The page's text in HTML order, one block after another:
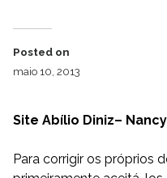
Posted on
maio 10, 2013
Site Abílio Diniz–
Para corrigir os próprios